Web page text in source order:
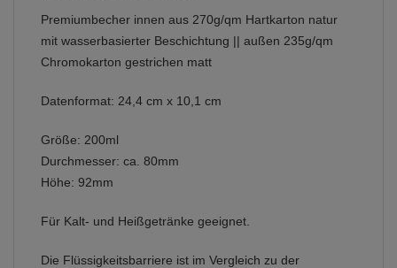
Premiumbecher innen aus 270g/qm Hartkarton natur
mit wasserbasierter Beschichtung || außen 235g/qm
Chromokarton gestrichen matt
Datenformat: 24,4 cm x 10,1 cm
Größe: 200ml
Durchmesser: ca. 80mm
Höhe: 92mm
Für Kalt- und Heißgetränke geeignet.
Die Flüssigkeitsbarriere ist im Vergleich zu der